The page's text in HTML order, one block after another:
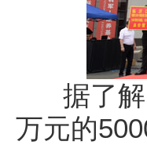
据了解
万元的